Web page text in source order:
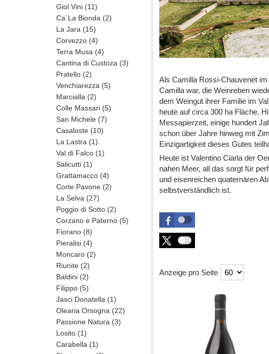
Giol Vini (11)
Ca`La Bionda (2)
La Jara (15)
Corvezzo (4)
Terra Musa (4)
Cantina di Custoza (3)
Pratello (2)
Venchiarezza (5)
Marcialla (2)
Colle Massari (5)
San Michele (7)
Casaloste (10)
La Lastra (1)
Val di Falco (1)
Salicutti (1)
Grattamacco (4)
Corte Pavone (2)
La Selva (27)
Poggio di Sotto (2)
Corzano e Paterno (5)
Fiorano (8)
Pieralisi (4)
Moncaro (2)
Riunite (2)
Baldini (2)
Filippo (5)
Jasci Donatella (1)
Olearia Orsogna (22)
Passione Natura (3)
Losito (1)
Carabella (1)
Als Camilla Rossi-Chauvenet
Camilla war, die Weinreben
dem Weingut ihrer Familie im
heute auf circa 300 ha Fläche.
Messapierzeit, einige hundert
schon über Jahre hinweg mit
Einzigartigkeit dieses Gutes
Heute ist Valentino Ciarla der
nahen Meer, all das sorgt für
und eisenreichen quaternären
selbstverständlich ist.
Anzeige pro Seite